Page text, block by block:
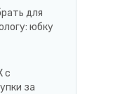
для
юбку
с
за